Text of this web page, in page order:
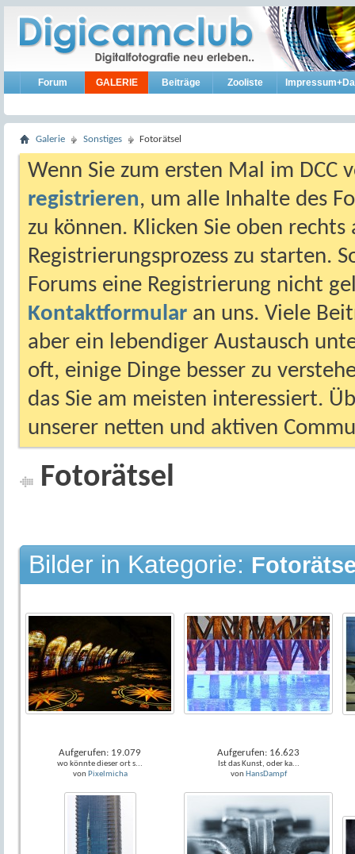
Forum GALERIE Beiträge Zooliste
Galerie Sonstiges Fotorätsel
Wenn Sie zum ersten Mal im DCC
registrieren, um alle Inhalte des
zu können. Klicken Sie oben
Registrierungsprozess zu starten.
Forums eine Registrierung nicht
Kontaktformular an uns. Viele
aber ein lebendiger Austausch
oft, einige Dinge besser zu
das Sie am meisten interessiert.
unserer netten und aktiven
Fotorätsel
Bilder in Kategorie:
Aufgerufen: 19.079
wo könnte dieser ort s...
von Pixelmicha
Aufgerufen: 16.623
Ist das Kunst, oder ka...
von HansDampf